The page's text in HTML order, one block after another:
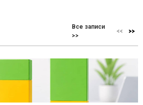
Все записи
>>